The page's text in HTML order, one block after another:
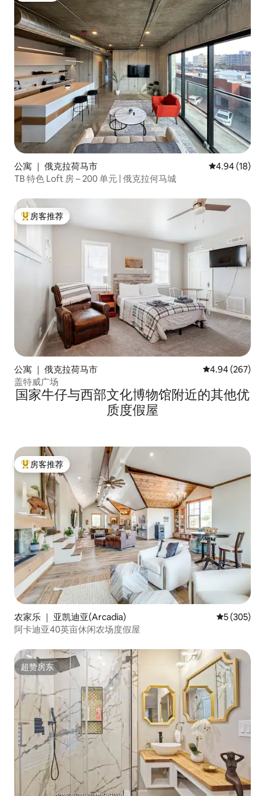
公寓 ｜ 俄克拉荷马市 平均评分
4.94 (18)
TB 特色 Loft 房 – 200 单元 | 俄克拉何马城
热门「房客推荐」
房客推荐
公寓 ｜ 俄克拉荷马市 平均评分 4.94
4.94 (267)
盖特威广场
国家牛仔与西部文化博物馆附近的其他优
质度假屋
热门「房客推荐」
房客推荐
农家乐 ｜ 亚凯迪亚(Arcadia) 平均评分 5
5 (305)
阿卡迪亚40英亩休闲农场度假屋
超赞房东
超赞房东